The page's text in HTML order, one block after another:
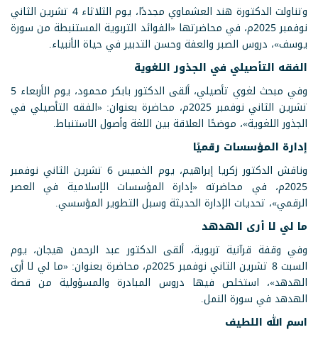
وتناولت الدكتورة هند العشماوي مجددًا، يوم الثلاثاء 4 تشرين الثاني
نوفمبر 2025م، في محاضرتها «الفوائد التربوية المستنبطة من سورة
يوسف»، دروس الصبر والعفة وحسن التدبير في حياة الأنبياء.
الفقه التأصيلي في الجذور اللغوية
وفي مبحث لغوي تأصيلي، ألقى الدكتور بابكر محمود، يوم الأربعاء 5
تشرين الثاني نوفمبر 2025م، محاضرة بعنوان: «الفقه التأصيلي في
الجذور اللغوية»، موضحًا العلاقة بين اللغة وأصول الاستنباط.
إدارة المؤسسات رقميًا
وناقش الدكتور زكريا إبراهيم، يوم الخميس 6 تشرين الثاني نوفمبر
2025م، في محاضرته «إدارة المؤسسات الإسلامية في العصر
الرقمي»، تحديات الإدارة الحديثة وسبل التطوير المؤسسي.
ما لي لا أرى الهدهد
وفي وقفة قرآنية تربوية، ألقى الدكتور عبد الرحمن هيجان، يوم
السبت 8 تشرين الثاني نوفمبر 2025م، محاضرة بعنوان: «ما لي لا أرى
الهدهد»، استخلص فيها دروس المبادرة والمسؤولية من قصة
الهدهد في سورة النمل.
اسم الله اللطيف